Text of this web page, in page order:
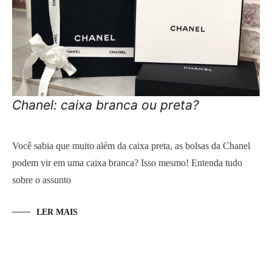
Chanel: caixa branca ou preta?
Você sabia que muito além da caixa preta, as bolsas da Chanel
podem vir em uma caixa branca? Isso mesmo! Entenda tudo
sobre o assunto
LER MAIS